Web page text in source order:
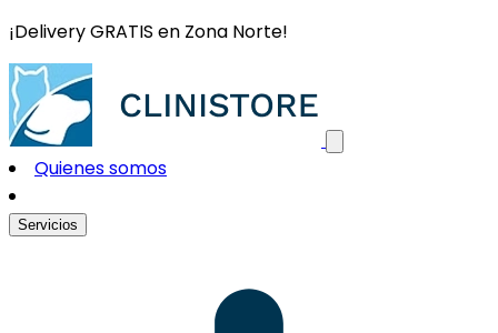
¡Delivery GRATIS en Zona Norte!
Quienes somos
Servicios